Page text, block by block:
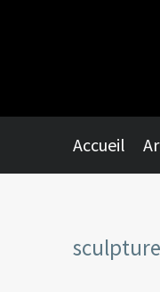
Accueil
sculpture